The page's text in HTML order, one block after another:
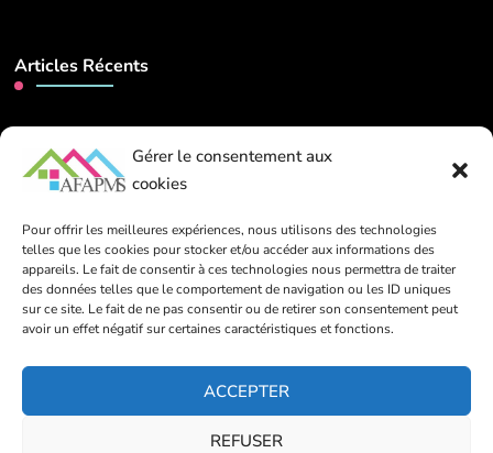
Gérer le consentement aux
cookies
Pour offrir les meilleures expériences, nous utilisons des technologies
telles que les cookies pour stocker et/ou accéder aux informations des
appareils. Le fait de consentir à ces technologies nous permettra de traiter
des données telles que le comportement de navigation ou les ID uniques
sur ce site. Le fait de ne pas consentir ou de retirer son consentement peut
avoir un effet négatif sur certaines caractéristiques et fonctions.
ACCEPTER
REFUSER
Articles Récents
l’accompagnement ». Mardi 26 mai 2026 de 14h00 à
16h00
Contact
39 rue de Dinant, 1000 Bruxelles